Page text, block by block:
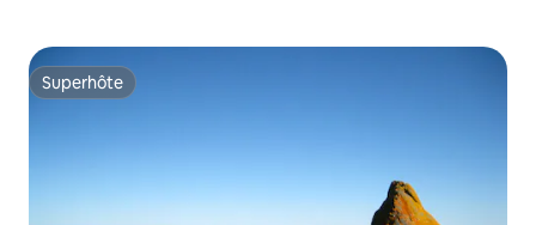
Superhôte
Superhôte